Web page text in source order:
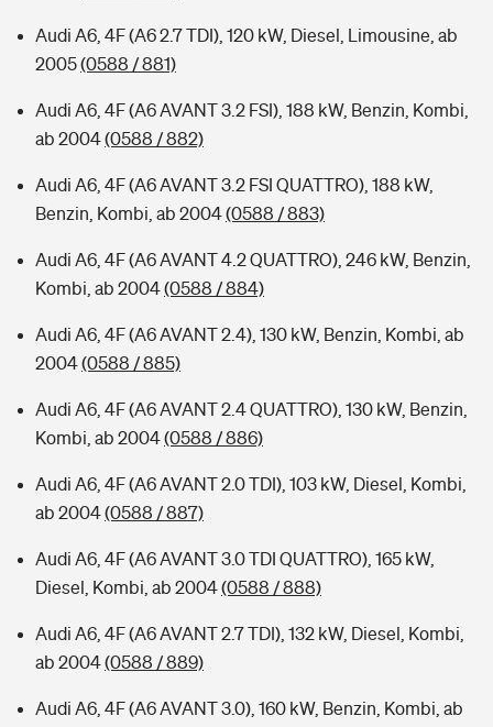
Audi A6, 4F (A6 2.7 TDI), 120 kW, Diesel, Limousine, ab
2005(0588 / 881)
Audi A6, 4F (A6 AVANT 3.2 FSI), 188 kW, Benzin, Kombi,
ab 2004(0588 / 882)
Audi A6, 4F (A6 AVANT 3.2 FSI QUATTRO), 188 kW,
Benzin, Kombi, ab 2004(0588 / 883)
Audi A6, 4F (A6 AVANT 4.2 QUATTRO), 246 kW, Benzin,
Kombi, ab 2004(0588 / 884)
Audi A6, 4F (A6 AVANT 2.4), 130 kW, Benzin, Kombi, ab
2004(0588 / 885)
Audi A6, 4F (A6 AVANT 2.4 QUATTRO), 130 kW, Benzin,
Kombi, ab 2004(0588 / 886)
Audi A6, 4F (A6 AVANT 2.0 TDI), 103 kW, Diesel, Kombi,
ab 2004(0588 / 887)
Audi A6, 4F (A6 AVANT 3.0 TDI QUATTRO), 165 kW,
Diesel, Kombi, ab 2004(0588 / 888)
Audi A6, 4F (A6 AVANT 2.7 TDI), 132 kW, Diesel, Kombi,
ab 2004(0588 / 889)
Audi A6, 4F (A6 AVANT 3.0), 160 kW, Benzin, Kombi, ab